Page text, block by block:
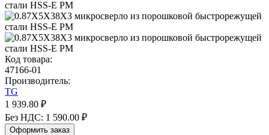
Код товара:
47166-01
Производитель:
TG
1 939.80 ₽
Без НДС: 1 590.00 ₽
Оформить заказ